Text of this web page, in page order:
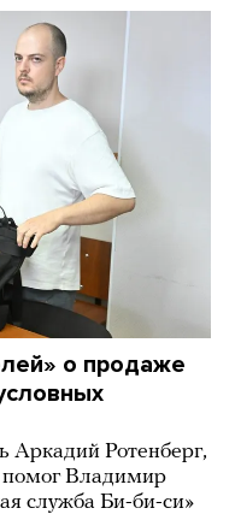
о продаже
Аркадий Ротенберг,
помог Владимир
служба Би-би-си»